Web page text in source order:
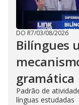
DO R7/03/08/2026
Bilíngues
gramática
Padrão de
línguas estudadas